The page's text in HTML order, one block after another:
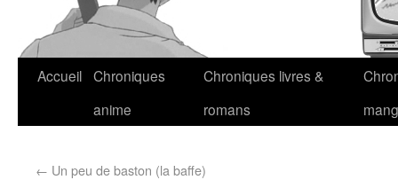
Accueil Chroniques
anime
Chroniques livres &
romans
← Un peu de baston (la baffe)